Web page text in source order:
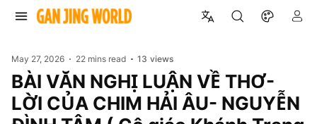
May 27, 2026 22 mins read 13 views
BÀI VĂN NGHỊ LUẬN VỀ THƠ-
LỜI CỦA CHIM HẢI ÂU- NGUYỄN